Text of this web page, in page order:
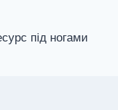
під ногами